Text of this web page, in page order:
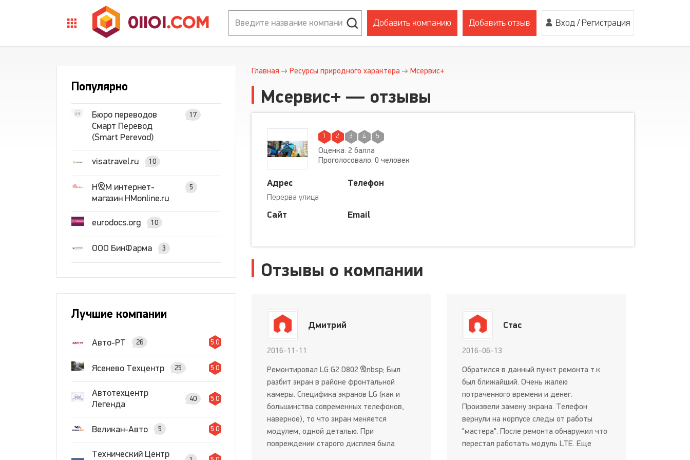
Добавить компанию Добавить отзыв Вход/ Регистрация
Популярно
Бюро переводов
Смарт Перевод
(Smart Perevod)
17
visatravel.ru 10
H&M интернет-
магазин HMonline.ru
5
eurodocs.org 10
ООО БинФарма 3
Лучшие компании
Авто-РТ 26 5.0
Ясенево Техцентр 25 5.0
Автотехцентр
Легенда
40 5.0
Великан-Авто 5 5.0
Технический Центр
Главная Ресурсы природного характера Мсервис+
Мсервис+ — отзывы
1 2 3 4 5
Оценка: 2 балла
Проголосовало: 0 человек
Адрес
Перерва улица
Телефон
Сайт Email
Отзывы о компании
Дмитрий
2016-11-11
Ремонтировал LG G2 D802.&nbsp; Был
разбит экран в районе фронтальной
камеры. Специфика экранов LG (как и
большинства современных телефонов,
наверное), то что экран меняется
модулем, одной деталью. При
повреждении старого дисплея была
Стас
2016-06-13
Обратился в данный пункт ремонта т.к.
был ближайший. Очень жалею
потраченного времени и денег.
Произвели замену экрана. Телефон
вернули на корпусе следы от работы
"мастера". После ремонта обнаружил что
перестал работать модуль LTE. Еще